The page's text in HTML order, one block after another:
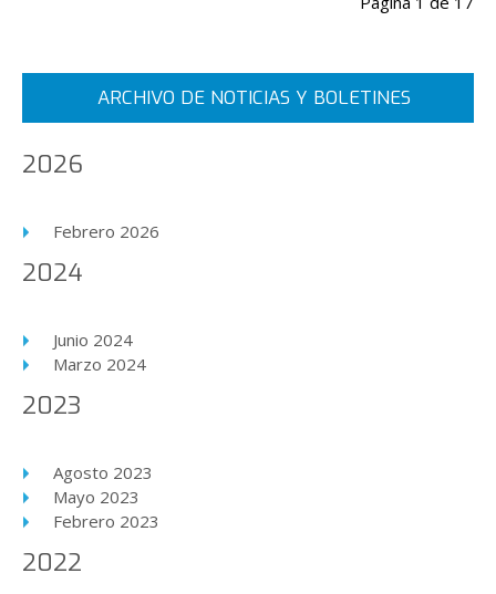
Siguiente Final
ARCHIVO DE NOTICIAS Y BOLETINES
2026
Febrero 2026
2024
Junio 2024
Marzo 2024
2023
Agosto 2023
Mayo 2023
Febrero 2023
2022